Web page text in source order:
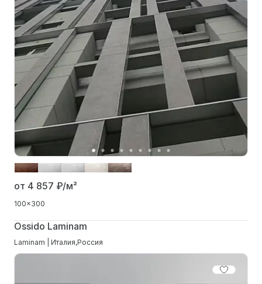
от 4 857 ₽/м²
100x300
Ossido Laminam
Laminam | Италия,Россия